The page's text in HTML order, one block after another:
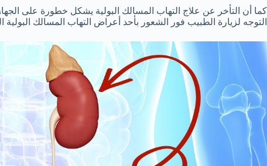
كما أن التأخر عن علاج التهاب المسالك البولية يشكل خطورة على
التوجه لزيارة الطبيب فور الشعور بأحد أعراض التهاب المسالك البولية